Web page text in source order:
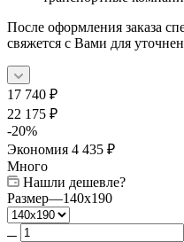
После оформления заказа
свяжется с Вами для
17 740 ₽
22 175 ₽
-20%
Экономия 4 435 ₽
Много
Нашли дешевле?
Размер—140x190